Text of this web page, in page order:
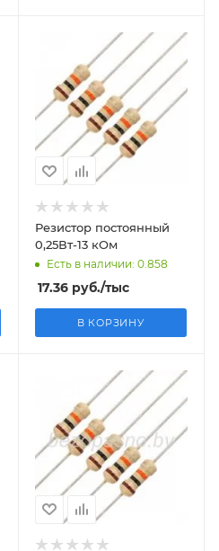
Резистор постоянный
0,25Вт-13 кОм
Есть в наличии: 0.858
17.36руб./тыс
В КОРЗИНУ